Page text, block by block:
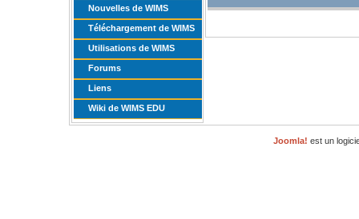
Nouvelles de WIMS
Téléchargement de WIMS
Utilisations de WIMS
Forums
Liens
Wiki de WIMS EDU
Joomla! est un